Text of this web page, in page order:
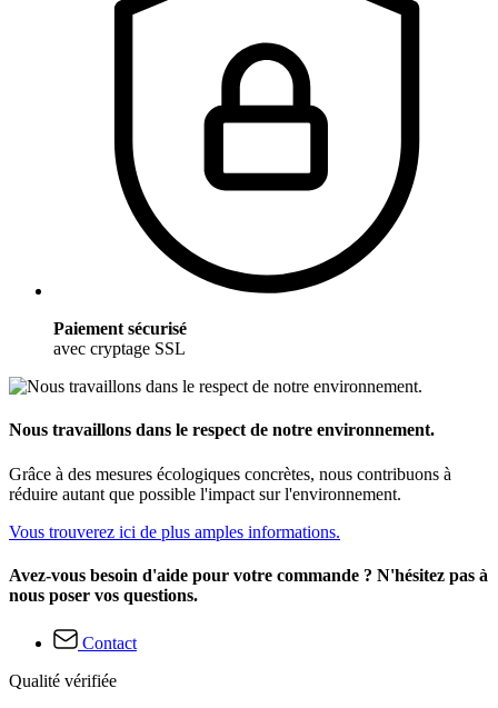
Paiement sécurisé
avec cryptage SSL
Nous travaillons dans le respect de notre environnement.
Grâce à des mesures écologiques concrètes, nous contribuons à
réduire autant que possible l'impact sur l'environnement.
Vous trouverez ici de plus amples informations.
Avez-vous besoin d'aide pour votre commande ? N'hésitez pas à
nous poser vos questions.
Contact
Qualité vérifiée